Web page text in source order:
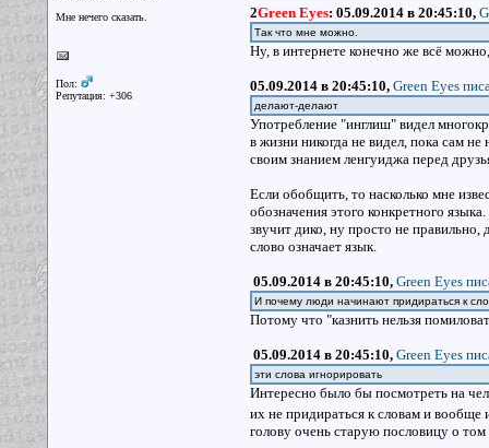
Мне нечего сказать.
Пол:
Репутация: +306
2Green Eyes: 05.09.2014 в 20:45:10,
Так что мне можно.
Ну, в интернете конечно же всё
05.09.2014 в 20:45:10, Green Eyes
делают-делают
Употребление "инглиш" видел
в жизни никогда не видел, пока сам
своим знанием ленгуиджа перед
Если обобщить, то насколько мне
обозначения этого конкретного
звучит дико, ну просто не правильно,
слово означает язык.
05.09.2014 в 20:45:10, Green Eyes
И почему люди начинают придираться к
Потому что "казнить нельзя
05.09.2014 в 20:45:10, Green Eyes
эти слова игнорировать
Интересно было бы посмотреть на
их не придираться к словам и
голову очень старую пословицу о